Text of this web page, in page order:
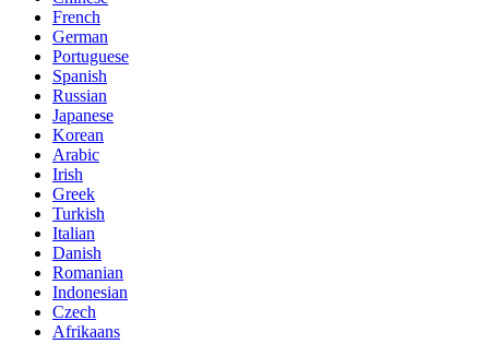
French
German
Portuguese
Spanish
Russian
Japanese
Korean
Arabic
Irish
Greek
Turkish
Italian
Danish
Romanian
Indonesian
Czech
Afrikaans